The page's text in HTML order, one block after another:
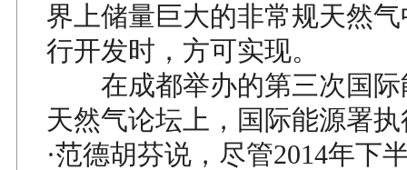
界上储量巨大的非常规天然
行开发时，方可实现。
在成都举办的第三次国际
天然气论坛上，国际能源署
·范德胡芬说，尽管2014年下